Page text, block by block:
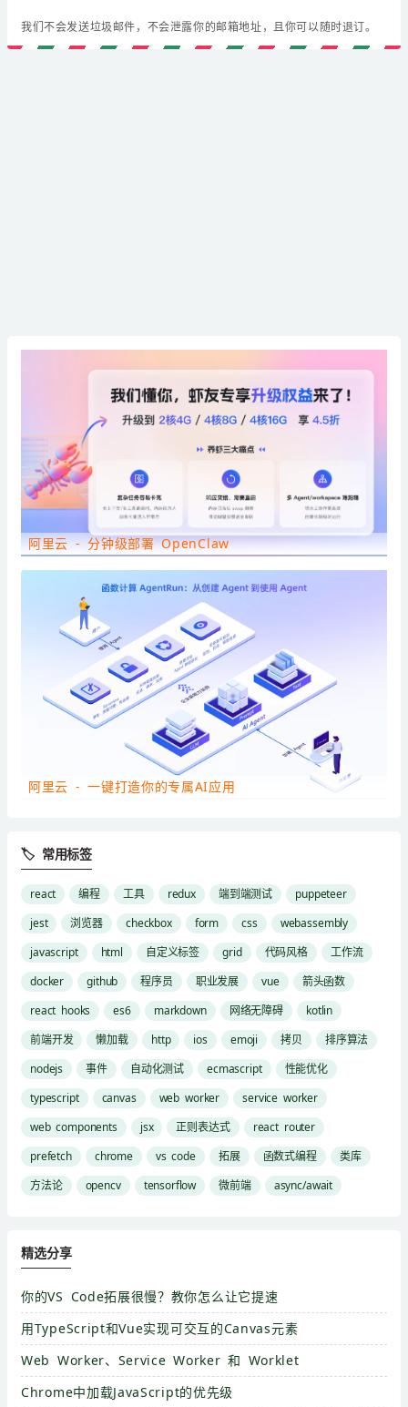
我们不会发送垃圾邮件，不会泄露你的邮箱地址，且你可以随时退订。
阿里云 - 分钟级部署 OpenClaw
阿里云 - 一键打造你的专属AI应用
🏷 常用标签
react 编程 工具 redux 端到端测试
puppeteer
jest
浏览器 checkbox form css
webassembly
javascript
html 自定义标签 grid 代码风格
工作流
docker
github 程序员 职业发展 vue
箭头函数
react hooks
es6 markdown 网络无障碍
kotlin
前端开发
懒加载 http ios emoji 拷贝
排序算法
nodejs
事件 自动化测试 ecmascript
性能优化
typescript
canvas web worker
service worker
web components
jsx 正则表达式
react router
prefetch
chrome vs code 拓展 函数式编程
类库
方法论
opencv tensorflow 微前端 async/await
精选分享
你的VS Code拓展很慢？教你怎么让它提速
用TypeScript和Vue实现可交互的Canvas元素
Web Worker、Service Worker 和 Worklet
Chrome中加载JavaScript的优先级